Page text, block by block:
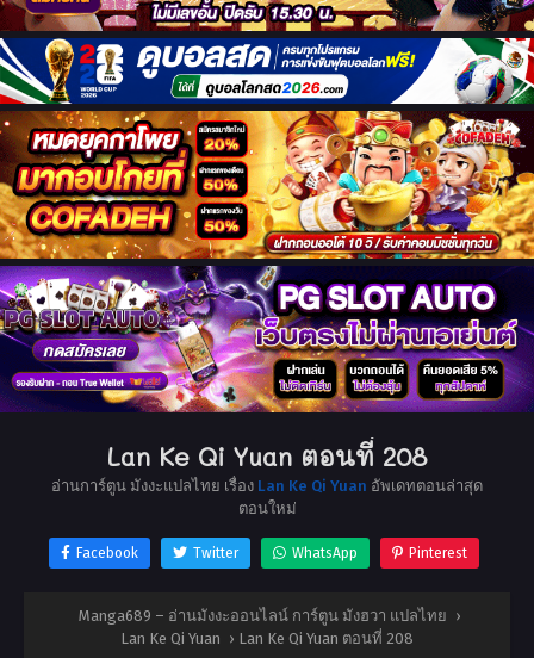
Lan Ke Qi Yuan ตอนที่ 208
อ่านการ์ตูน มังงะแปลไทย เรื่อง Lan Ke Qi Yuan อัพเดทตอนล่าสุด
ตอนใหม่
Facebook Twitter WhatsApp Pinterest
Manga689 – อ่านมังงะออนไลน์ การ์ตูน มังฮวา แปลไทย ›
Lan Ke Qi Yuan › Lan Ke Qi Yuan ตอนที่ 208